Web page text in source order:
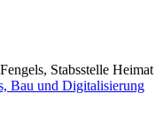
Stabsstelle Heimat
Bau und Digitalisierung